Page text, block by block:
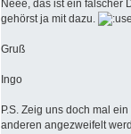
Neee, das ist ein falscher
gehörst ja mit dazu.
Gruß
Ingo
P.S. Zeig uns doch mal
anderen angezweifelt